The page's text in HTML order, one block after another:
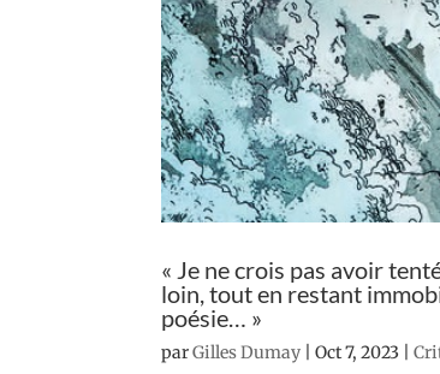
« Je ne crois pas avoir
loin, tout en restant
poésie… »
parGilles Dumay |Oct 7, 2023 |